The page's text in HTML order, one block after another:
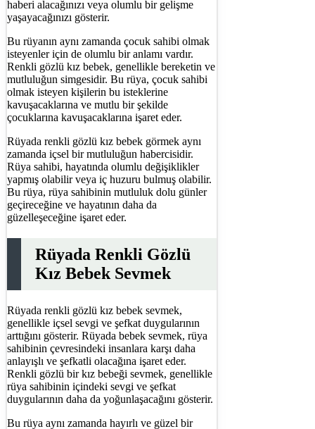
haberi alacağınızı veya olumlu bir gelişme
yaşayacağınızı gösterir.
Bu rüyanın aynı zamanda çocuk sahibi olmak
isteyenler için de olumlu bir anlamı vardır.
Renkli gözlü kız bebek, genellikle bereketin ve
mutluluğun simgesidir. Bu rüya, çocuk sahibi
olmak isteyen kişilerin bu isteklerine
kavuşacaklarına ve mutlu bir şekilde
çocuklarına kavuşacaklarına işaret eder.
Rüyada renkli gözlü kız bebek görmek aynı
zamanda içsel bir mutluluğun habercisidir.
Rüya sahibi, hayatında olumlu değişiklikler
yapmış olabilir veya iç huzuru bulmuş olabilir.
Bu rüya, rüya sahibinin mutluluk dolu günler
geçireceğine ve hayatının daha da
güzelleşeceğine işaret eder.
Rüyada Renkli Gözlü
Kız Bebek Sevmek
Rüyada renkli gözlü kız bebek sevmek,
genellikle içsel sevgi ve şefkat duygularının
arttığını gösterir. Rüyada bebek sevmek, rüya
sahibinin çevresindeki insanlara karşı daha
anlayışlı ve şefkatli olacağına işaret eder.
Renkli gözlü bir kız bebeği sevmek, genellikle
rüya sahibinin içindeki sevgi ve şefkat
duygularının daha da yoğunlaşacağını gösterir.
Bu rüya aynı zamanda hayırlı ve güzel bir